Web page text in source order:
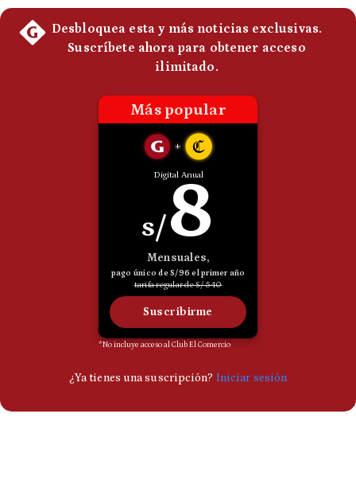
Cookies
Preguntas